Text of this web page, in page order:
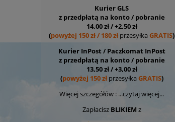
Kurier GLS
z przedpłatą na konto / pobranie
14,00 zł / +2,50 zł
(powyżej 150 zł / 180 zł przesyłka GRATIS)
Kurier InPost / Paczkomat InPost
z przedpłatą na konto / pobranie
13,50 zł / +3,00 zł
(powyżej 150 zł przesyłka GRATIS)
Więcej szczegółów : ...czytaj więcej...
Zapłacisz BLIKIEM z